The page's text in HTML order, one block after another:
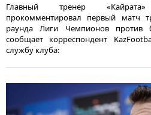
Главный тренер
прокомментировал первый матч
раунда Лиги Чемпионов против
сообщает корреспондент
службу клуба: